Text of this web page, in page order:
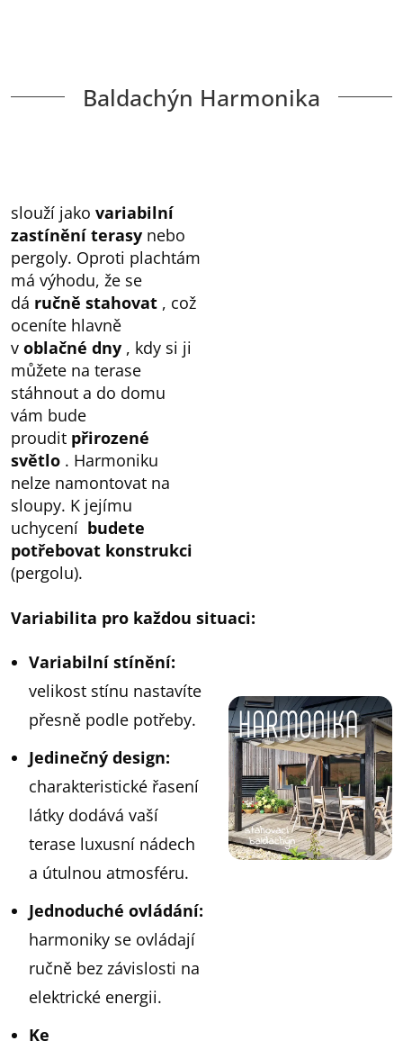
Baldachýn Harmonika
slouží jako variabilní
zastínění terasy nebo
pergoly. Oproti plachtám
má výhodu, že se
dá ručně stahovat , což
oceníte hlavně
v oblačné dny , kdy si ji
můžete na terase
stáhnout a do domu
vám bude
proudit přirozené
světlo . Harmoniku
nelze namontovat na
sloupy. K jejímu
uchycení budete
potřebovat konstrukci
(pergolu).
Variabilita pro každou situaci:
Variabilní stínění:
velikost stínu nastavíte
přesně podle potřeby.
Jedinečný design:
charakteristické řasení
látky dodává vaší
terase luxusní nádech
a útulnou atmosféru.
Jednoduché ovládání:
harmoniky se ovládají
ručně bez závislosti na
elektrické energii.
Ke